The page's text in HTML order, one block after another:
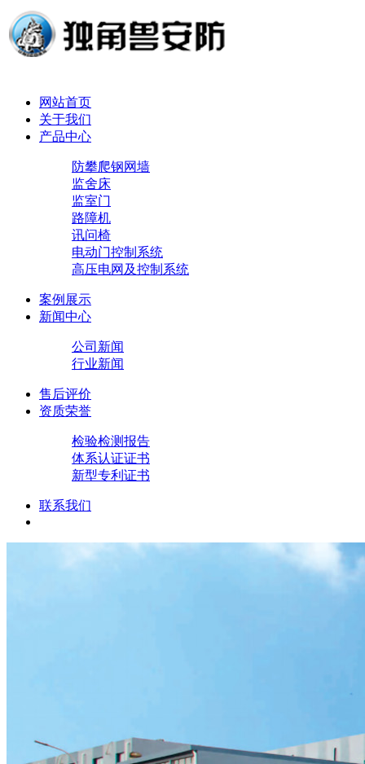
网站首页
关于我们
产品中心
防攀爬钢网墙
监舍床
监室门
路障机
讯问椅
电动门控制系统
高压电网及控制系统
案例展示
新闻中心
公司新闻
行业新闻
售后评价
资质荣誉
检验检测报告
体系认证证书
新型专利证书
联系我们